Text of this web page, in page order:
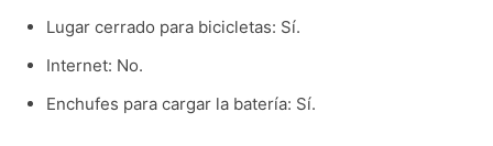
Lugar cerrado para bicicletas: Sí.
Internet: No.
Enchufes para cargar la batería: Sí.